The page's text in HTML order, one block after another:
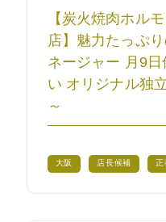
【炭火焼肉ホル
店】魅力たっぷ
ネージャー 月9
い オリジナル独
～
大阪 店長候補 正